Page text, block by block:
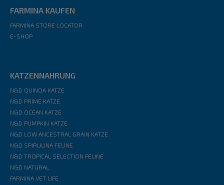
FARMINA KAUFEN
FARMINA STORE LOCATOR
E-SHOP
KATZENNAHRUNG
N&D QUINOA KATZE
N&D PRIME KATZE
N&D OCEAN KATZE
N&D PUMPKIN KATZE
N&D LOW ANCESTRAL GRAIN KATZE
N&D SPIRULINA FELINE
N&D TROPICAL SELECTION FELINE
N&D NATURAL
FARMINA VET LIFE